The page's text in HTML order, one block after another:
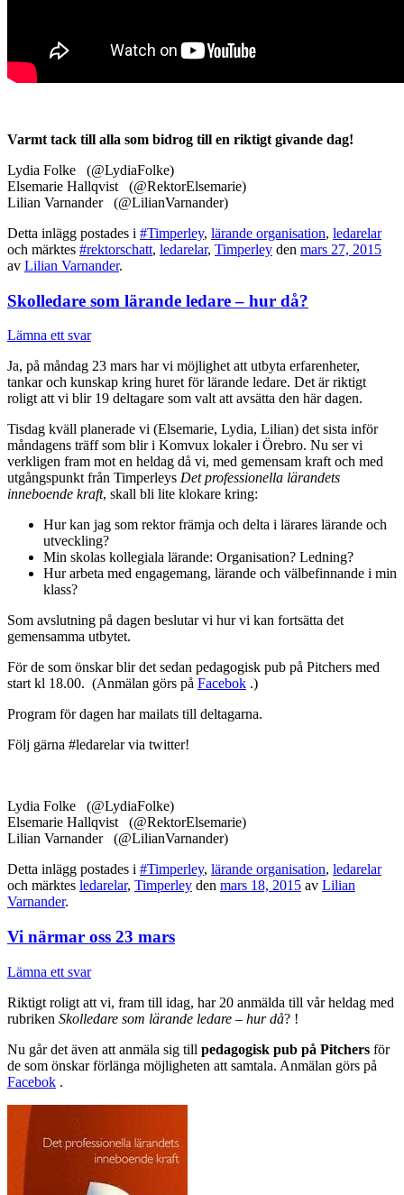
Varmt tack till alla som bidrog till en riktigt givande dag!
Lydia Folke (@LydiaFolke)
Elsemarie Hallqvist (@RektorElsemarie)
Lilian Varnander (@LilianVarnander)
Detta inlägg postades i #Timperley, lärande organisation, ledarelar
och märktes #rektorschatt, ledarelar, Timperley den mars 27, 2015
av Lilian Varnander.
Skolledare som lärande ledare – hur då?
Lämna ett svar
Ja, på måndag 23 mars har vi möjlighet att utbyta erfarenheter,
tankar och kunskap kring huret för lärande ledare. Det är riktigt
roligt att vi blir 19 deltagare som valt att avsätta den här dagen.
Tisdag kväll planerade vi (Elsemarie, Lydia, Lilian) det sista inför
måndagens träff som blir i Komvux lokaler i Örebro. Nu ser vi
verkligen fram mot en heldag då vi, med gemensam kraft och med
utgångspunkt från Timperleys Det professionella lärandets
inneboende kraft, skall bli lite klokare kring:
Hur kan jag som rektor främja och delta i lärares lärande och
utveckling?
Min skolas kollegiala lärande: Organisation? Ledning?
Hur arbeta med engagemang, lärande och välbefinnande i min
klass?
Som avslutning på dagen beslutar vi hur vi kan fortsätta det
gemensamma utbytet.
För de som önskar blir det sedan pedagogisk pub på Pitchers med
start kl 18.00. (Anmälan görs på Facebok .)
Program för dagen har mailats till deltagarna.
Följ gärna #ledarelar via twitter!
Lydia Folke (@LydiaFolke)
Elsemarie Hallqvist (@RektorElsemarie)
Lilian Varnander (@LilianVarnander)
Detta inlägg postades i #Timperley, lärande organisation, ledarelar
och märktes ledarelar, Timperley den mars 18, 2015 av Lilian
Varnander.
Vi närmar oss 23 mars
Lämna ett svar
Riktigt roligt att vi, fram till idag, har 20 anmälda till vår heldag med
rubriken Skolledare som lärande ledare – hur då? !
Nu går det även att anmäla sig till pedagogisk pub på Pitchers för
de som önskar förlänga möjligheten att samtala. Anmälan görs på
Facebok .